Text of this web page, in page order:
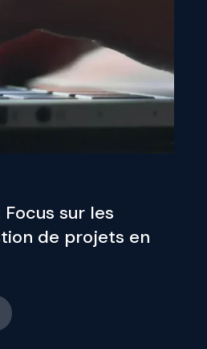
sur les
de projets en